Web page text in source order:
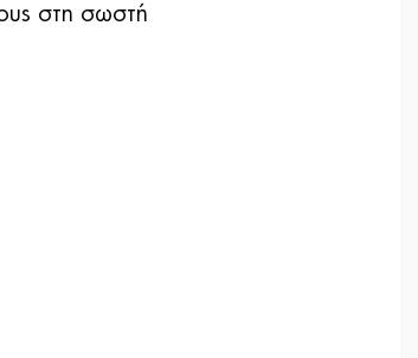
στη σωστή